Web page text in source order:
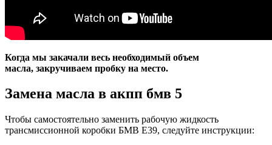
Когда мы закачали весь необходимый объем
масла, закручиваем пробку на место.
Замена масла в акпп бмв 5
Чтобы самостоятельно заменить рабочую жидкость
трансмиссионной коробки БМВ Е39, следуйте инструкции: